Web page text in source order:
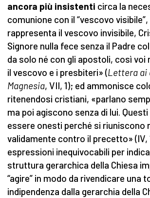
ancora più insistenti circa la
comunione con il “vescovo visibile”,
rappresenta il vescovo invisibile,
Signore nulla fece senza il Padre
da solo né con gli apostoli, così voi
il vescovo e i presbiteri» (Lettera ai
Magnesia, VII, 1); ed ammonisce
ritenendosi cristiani, «parlano
ma poi agiscono senza di lui.
essere onesti perché si riuniscono
validamente contro il precetto» (IV,
espressioni inequivocabili per
struttura gerarchica della Chiesa
“agire” in modo da rivendicare una
indipendenza dalla gerarchia della